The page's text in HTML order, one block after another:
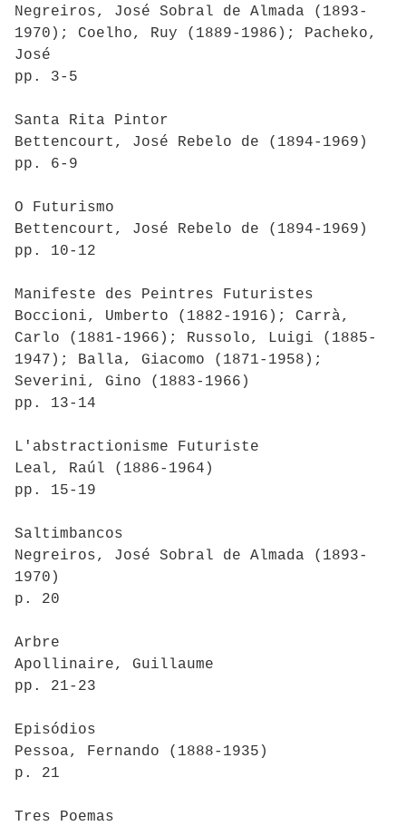
Negreiros, José Sobral de Almada (1893-
1970); Coelho, Ruy (1889-1986); Pacheko,
José
pp. 3-5
Santa Rita Pintor
Bettencourt, José Rebelo de (1894-1969)
pp. 6-9
O Futurismo
Bettencourt, José Rebelo de (1894-1969)
pp. 10-12
Manifeste des Peintres Futuristes
Boccioni, Umberto (1882-1916); Carrà,
Carlo (1881-1966); Russolo, Luigi (1885-
1947); Balla, Giacomo (1871-1958);
Severini, Gino (1883-1966)
pp. 13-14
L'abstractionisme Futuriste
Leal, Raúl (1886-1964)
pp. 15-19
Saltimbancos
Negreiros, José Sobral de Almada (1893-
1970)
p. 20
Arbre
Apollinaire, Guillaume
pp. 21-23
Episódios
Pessoa, Fernando (1888-1935)
p. 21
Tres Poemas